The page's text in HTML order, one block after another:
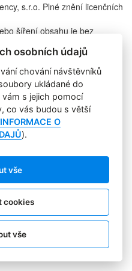
s.r.o. Plné znění licenčních
šíření obsahu je bez
s.r.o. zakázáno.
1
osobních údajů
osobních údajů
chování návštěvníků
ukládané do
s jejich pomocí
co vás budou s větší
INFORMACE O
).
vše
cookies
vše